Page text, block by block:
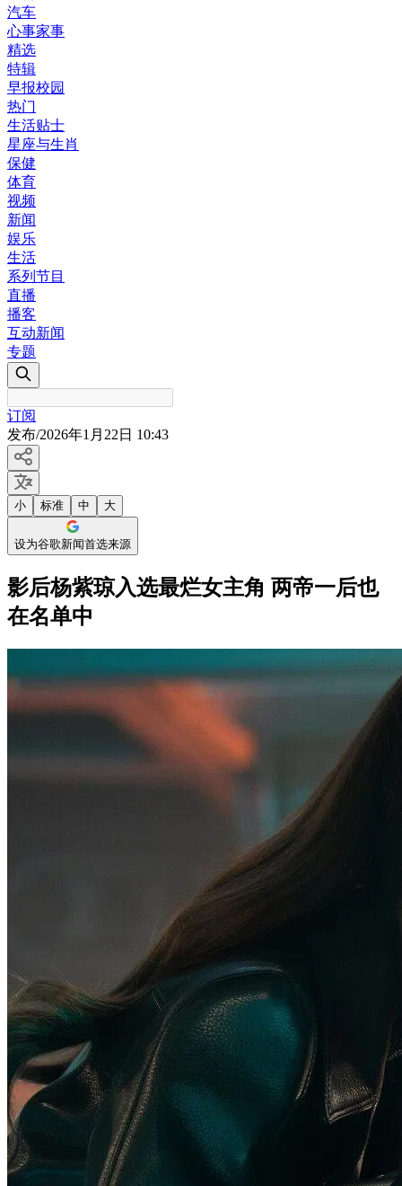
汽车
心事家事
精选
特辑
早报校园
热门
生活贴士
星座与生肖
保健
体育
视频
新闻
娱乐
生活
系列节目
直播
播客
互动新闻
专题
订阅
发布/2026年1月22日 10:43
小 标准 中 大
设为谷歌新闻首选来源
影后杨紫琼入选最烂女主角 两帝一后也
在名单中